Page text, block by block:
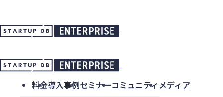
料金導入事例セミナーコミュニティ メディア